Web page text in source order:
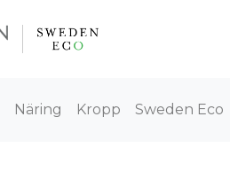
Näring Kropp Sweden Eco